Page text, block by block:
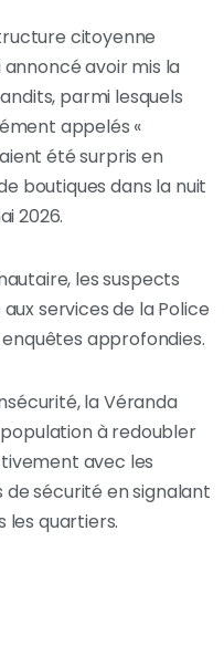
citoyenne
avoir mis la
parmi lesquels
appelés «
été surpris en
boutiques dans la nuit
2026.
les suspects
services de la Police
approfondies.
la Véranda
à redoubler
avec les
sécurité en signalant
quartiers.